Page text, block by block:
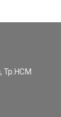
VND
Tp.HCM